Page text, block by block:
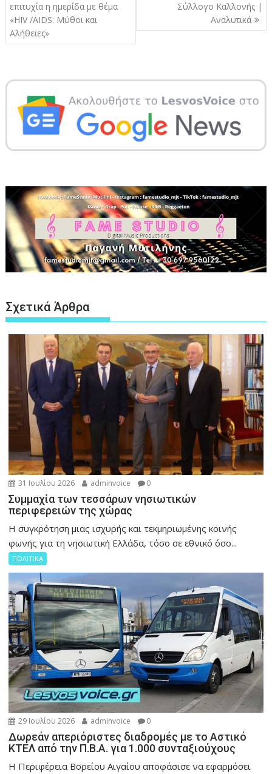
άρθρων
επιτυχία η ημερίδα με θέμα
«HIV /AIDS: Μύθοι και
Αλήθειες»
Σύλλογο Καλλονής |
Αναλυτικά
Σχετικά Άρθρα
31 Ιουλίου 2026 adminvoice 0
Συμμαχία των τεσσάρων νησιωτικών
περιφερειών της χώρας
Η συγκρότηση μιας ισχυρής και τεκμηριωμένης κοινής
φωνής για τη νησιωτική Ελλάδα, τόσο σε εθνικό όσο...
ΠΟΛΙΤΙΚΑ
29 Ιουλίου 2026 adminvoice 0
Δωρεάν απεριόριστες διαδρομές με το Αστικό
ΚΤΕΛ από την Π.Β.Α. για 1.000 συνταξιούχους
Η Περιφέρεια Βορείου Αιγαίου αποφάσισε να εφαρμόσει